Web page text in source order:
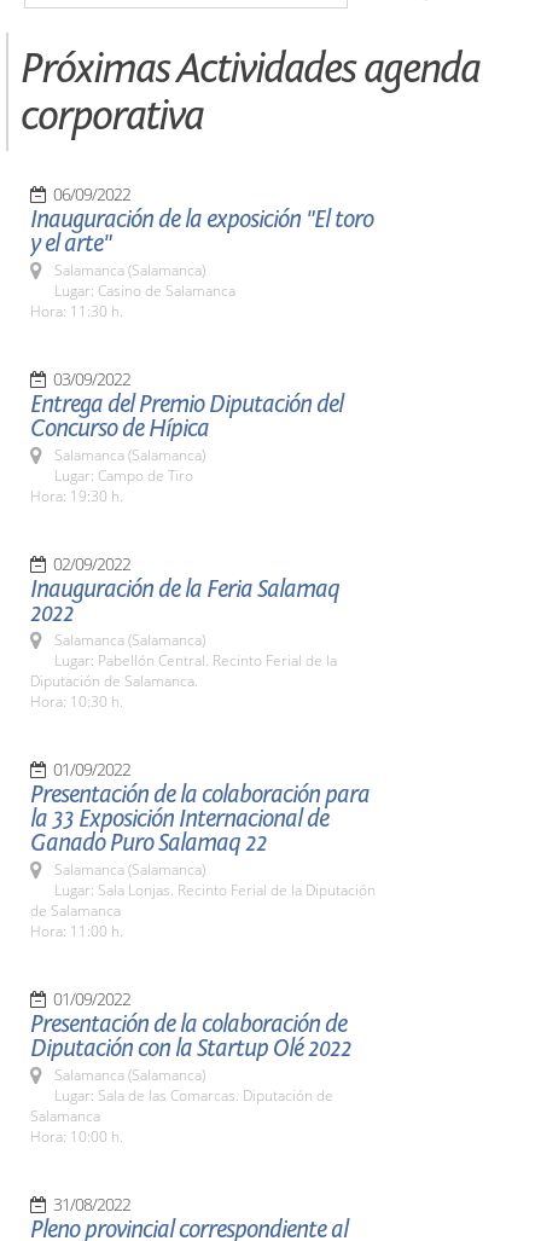
Próximas Actividades agenda
corporativa
06/09/2022
Inauguración de la exposición "El toro
y el arte"
Salamanca (Salamanca)
Lugar: Casino de Salamanca
Hora: 11:30 h.
03/09/2022
Entrega del Premio Diputación del
Concurso de Hípica
Salamanca (Salamanca)
Lugar: Campo de Tiro
Hora: 19:30 h.
02/09/2022
Inauguración de la Feria Salamaq
2022
Salamanca (Salamanca)
Lugar: Pabellón Central. Recinto Ferial de la
Diputación de Salamanca.
Hora: 10:30 h.
01/09/2022
Presentación de la colaboración para
la 33 Exposición Internacional de
Ganado Puro Salamaq 22
Salamanca (Salamanca)
Lugar: Sala Lonjas. Recinto Ferial de la Diputación
de Salamanca
Hora: 11:00 h.
01/09/2022
Presentación de la colaboración de
Diputación con la Startup Olé 2022
Salamanca (Salamanca)
Lugar: Sala de las Comarcas. Diputación de
Salamanca
Hora: 10:00 h.
31/08/2022
Pleno provincial correspondiente al